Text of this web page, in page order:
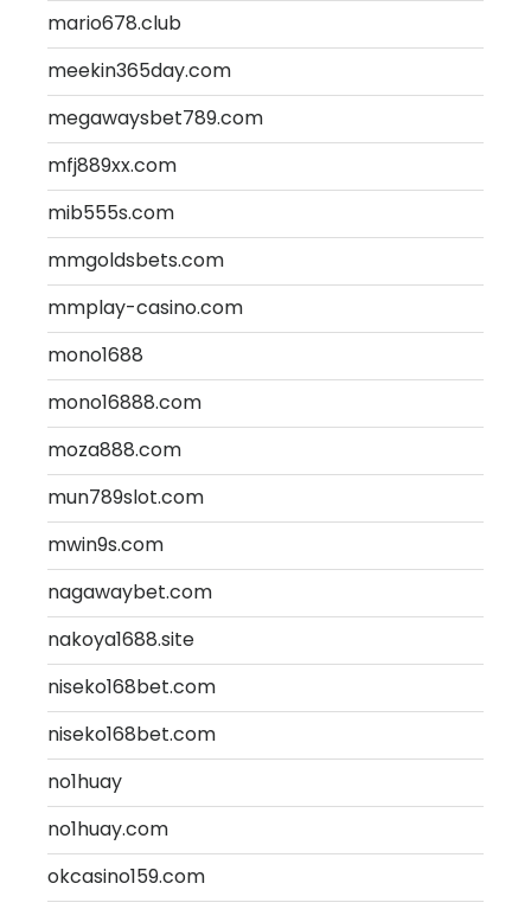
mario678.club
meekin365day.com
megawaysbet789.com
mfj889xx.com
mib555s.com
mmgoldsbets.com
mmplay-casino.com
mono1688
mono16888.com
moza888.com
mun789slot.com
mwin9s.com
nagawaybet.com
nakoya1688.site
niseko168bet.com
niseko168bet.com
no1huay
no1huay.com
okcasino159.com